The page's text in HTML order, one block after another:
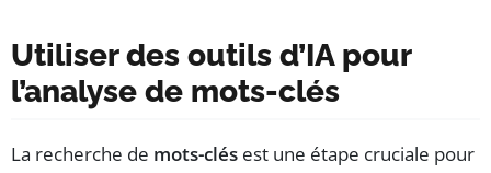
Utiliser des outils d’IA pour
l’analyse de mots-clés
La recherche de mots-clés est une étape cruciale pour